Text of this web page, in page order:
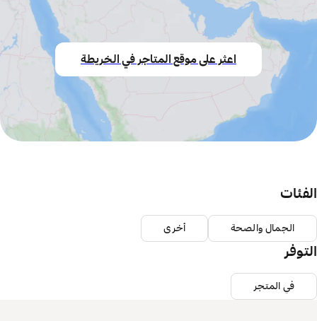
اعثر على موقع المتاجر في الخريطة
الفئات
الجمال والصحة أخرى
التوفر
في المتجر